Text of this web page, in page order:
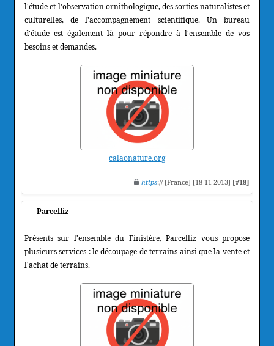
l'étude et l'observation ornithologique, des sorties naturalistes et
culturelles, de l'accompagnement scientifique. Un bureau
d'étude est également là pour répondre à l'ensemble de vos
besoins et demandes.
calaonature.org
https:// [France] [18-11-2013] [#18]
Parcelliz
Présents sur l'ensemble du Finistère, Parcelliz vous propose
plusieurs services : le découpage de terrains ainsi que la vente et
l'achat de terrains.